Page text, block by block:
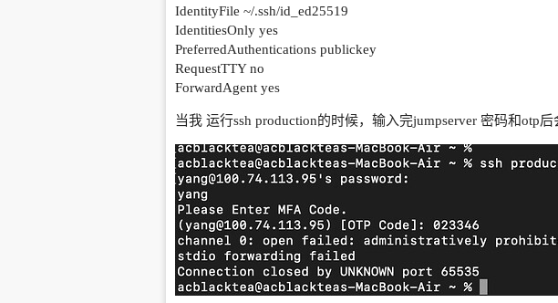
IdentityFile ~/.ssh/id_ed25519
IdentitiesOnly yes
PreferredAuthentications publickey
RequestTTY no
ForwardAgent yes
当我 运行ssh production的时候，输入完jumpserver 密码和otp后